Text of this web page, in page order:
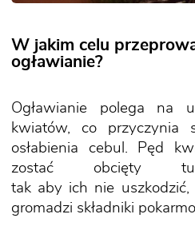
W jakim celu
ogławianie?
Ogławianie polega na
kwiatów, co przyczynia
osłabienia cebul. Pęd
zostać obcięty
tak aby ich nie
gromadzi składniki